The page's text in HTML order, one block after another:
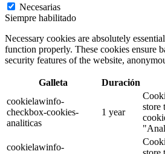
Necesarias
Siempre habilitado
Necessary cookies are absolutely
function properly. These cookies ensure
security features of the website,
Galleta Duración
cookielawinfo-
checkbox-cookies-
analiticas
1 year
store
cookielawinfo-